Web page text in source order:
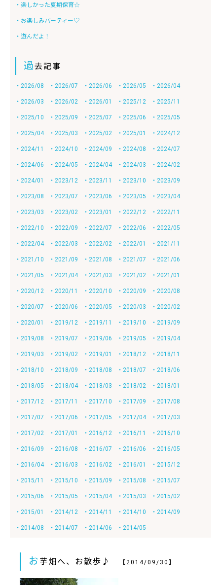
・楽しかった夏期保育☆
・お楽しみパーティー♡
・遊んだよ！
過去記事
・2026/08 ・2026/07 ・2026/06 ・2026/05 ・2026/04
・2026/03 ・2026/02 ・2026/01 ・2025/12 ・2025/11
・2025/10 ・2025/09 ・2025/07 ・2025/06 ・2025/05
・2025/04 ・2025/03 ・2025/02 ・2025/01 ・2024/12
・2024/11 ・2024/10 ・2024/09 ・2024/08 ・2024/07
・2024/06 ・2024/05 ・2024/04 ・2024/03 ・2024/02
・2024/01 ・2023/12 ・2023/11 ・2023/10 ・2023/09
・2023/08 ・2023/07 ・2023/06 ・2023/05 ・2023/04
・2023/03 ・2023/02 ・2023/01 ・2022/12 ・2022/11
・2022/10 ・2022/09 ・2022/07 ・2022/06 ・2022/05
・2022/04 ・2022/03 ・2022/02 ・2022/01 ・2021/11
・2021/10 ・2021/09 ・2021/08 ・2021/07 ・2021/06
・2021/05 ・2021/04 ・2021/03 ・2021/02 ・2021/01
・2020/12 ・2020/11 ・2020/10 ・2020/09 ・2020/08
・2020/07 ・2020/06 ・2020/05 ・2020/03 ・2020/02
・2020/01 ・2019/12 ・2019/11 ・2019/10 ・2019/09
・2019/08 ・2019/07 ・2019/06 ・2019/05 ・2019/04
・2019/03 ・2019/02 ・2019/01 ・2018/12 ・2018/11
・2018/10 ・2018/09 ・2018/08 ・2018/07 ・2018/06
・2018/05 ・2018/04 ・2018/03 ・2018/02 ・2018/01
・2017/12 ・2017/11 ・2017/10 ・2017/09 ・2017/08
・2017/07 ・2017/06 ・2017/05 ・2017/04 ・2017/03
・2017/02 ・2017/01 ・2016/12 ・2016/11 ・2016/10
・2016/09 ・2016/08 ・2016/07 ・2016/06 ・2016/05
・2016/04 ・2016/03 ・2016/02 ・2016/01 ・2015/12
・2015/11 ・2015/10 ・2015/09 ・2015/08 ・2015/07
・2015/06 ・2015/05 ・2015/04 ・2015/03 ・2015/02
・2015/01 ・2014/12 ・2014/11 ・2014/10 ・2014/09
・2014/08 ・2014/07 ・2014/06 ・2014/05
お 芋畑へ、お散歩♪ 【2014/09/30】